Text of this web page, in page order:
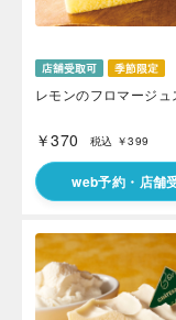
レモンのフロマージュ
￥370 税込 ￥399
web予約・店舗